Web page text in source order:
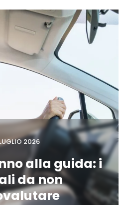
2026
alla guida: i
da non